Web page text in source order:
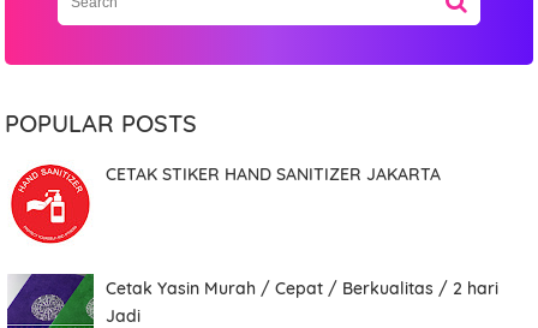
POPULAR POSTS
CETAK STIKER HAND SANITIZER JAKARTA
Cetak Yasin Murah / Cepat / Berkualitas / 2 hari
Jadi
Item Choices
Total